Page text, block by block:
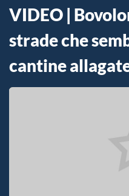
VIDEO |
strade che
cantine